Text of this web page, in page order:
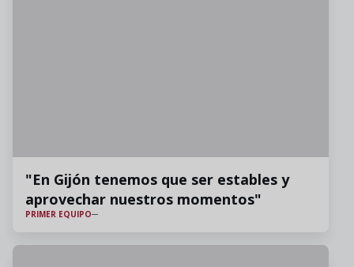
"En Gijón tenemos que ser estables y
aprovechar nuestros momentos"
PRIMER EQUIPO